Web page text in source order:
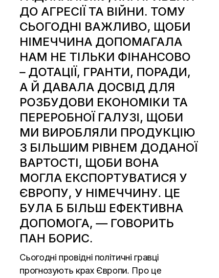
ДО АГРЕСІЇ ТА ВІЙНИ. ТОМУ
СЬОГОДНІ ВАЖЛИВО, ЩОБИ
НІМЕЧЧИНА ДОПОМАГАЛА
НАМ НЕ ТІЛЬКИ ФІНАНСОВО
– ДОТАЦІЇ, ГРАНТИ, ПОРАДИ,
А Й ДАВАЛА ДОСВІД ДЛЯ
РОЗБУДОВИ ЕКОНОМІКИ ТА
ПЕРЕРОБНОЇ ГАЛУЗІ, ЩОБИ
МИ ВИРОБЛЯЛИ ПРОДУКЦІЮ
З БІЛЬШИМ РІВНЕМ ДОДАНОЇ
ВАРТОСТІ, ЩОБИ ВОНА
МОГЛА ЕКСПОРТУВАТИСЯ У
ЄВРОПУ, У НІМЕЧЧИНУ. ЦЕ
БУЛА Б БІЛЬШ ЕФЕКТИВНА
ДОПОМОГА, — ГОВОРИТЬ
ПАН БОРИС.
Сьогодні провідні політичні гравці
прогнозують крах Європи. Про це